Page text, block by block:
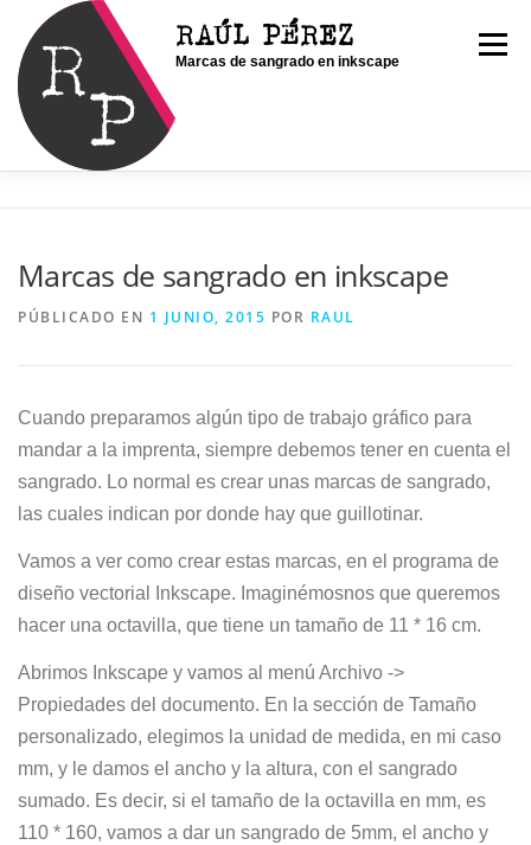
contenido
RAÚL PÉREZ
Marcas de sangrado en inkscape
Menú
Marcas de sangrado en inkscape
PÚBLICADO EN 1 JUNIO, 2015 POR RAUL
Cuando preparamos algún tipo de trabajo gráfico para
mandar a la imprenta, siempre debemos tener en cuenta el
sangrado. Lo normal es crear unas marcas de sangrado,
las cuales indican por donde hay que guillotinar.
Vamos a ver como crear estas marcas, en el programa de
diseño vectorial Inkscape. Imaginémosnos que queremos
hacer una octavilla, que tiene un tamaño de 11 * 16 cm.
Abrimos Inkscape y vamos al menú Archivo ->
Propiedades del documento. En la sección de Tamaño
personalizado, elegimos la unidad de medida, en mi caso
mm, y le damos el ancho y la altura, con el sangrado
sumado. Es decir, si el tamaño de la octavilla en mm, es
110 * 160, vamos a dar un sangrado de 5mm, el ancho y